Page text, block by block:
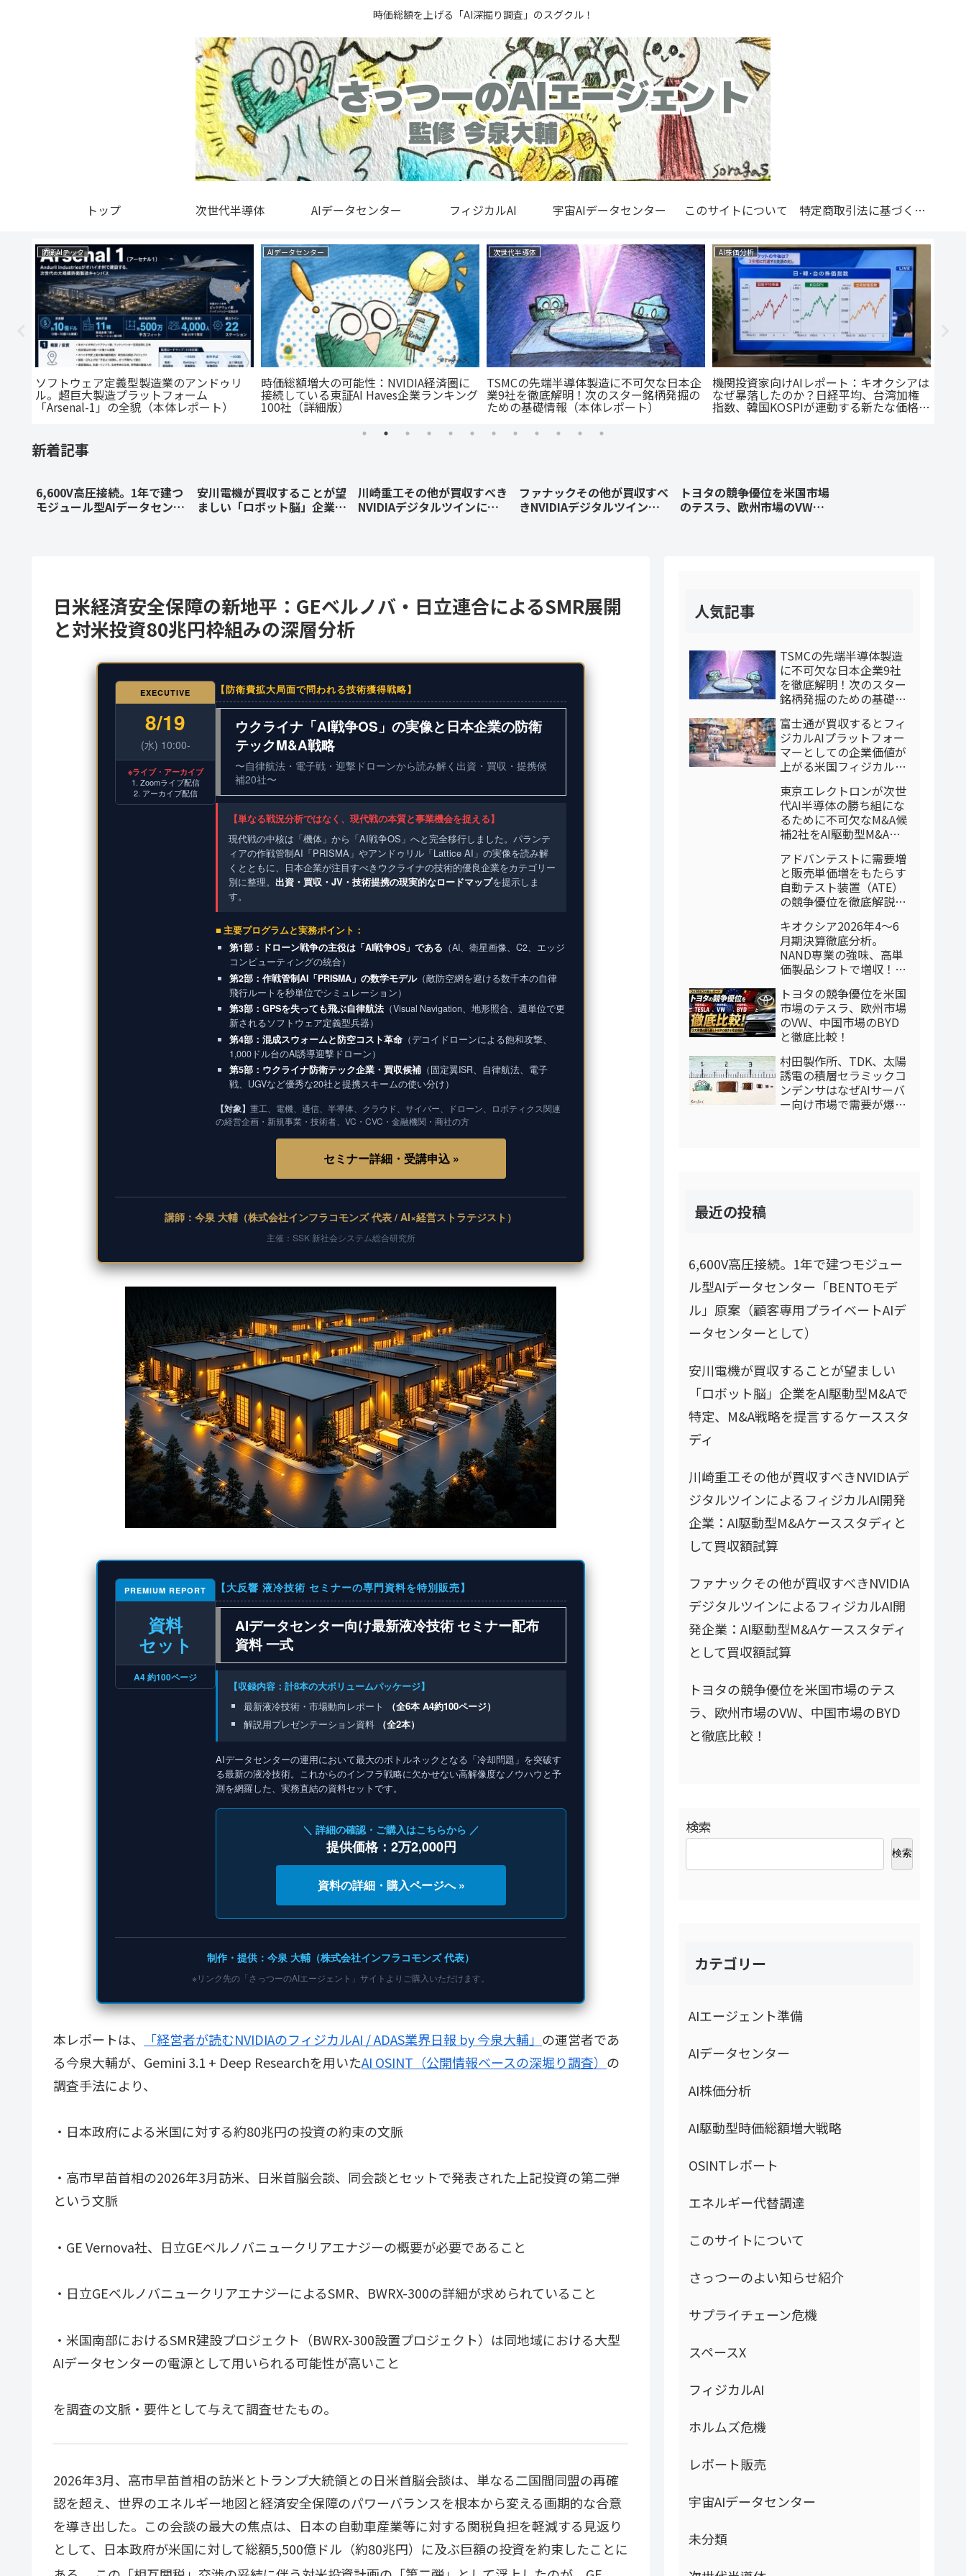
時価総額を上げる「AI深掘り調査」のスグクル！
トップ 次世代半導体 AIデータセンター フィジカルAI 宇宙AIデータセンター このサイトについて 特定商取引法に基づく表記
防衛AIテック
ソフトウェア定義型製造業のアンドゥリ
ル。超巨大製造プラットフォーム
「Arsenal-1」の全貌（本体レポート）
AIデータセンター
時価総額増大の可能性：NVIDIA経済圏に
接続している東証AI Haves企業ランキング
100社（詳細版）
次世代半導体
TSMCの先端半導体製造に不可欠な日本企
業9社を徹底解明！次のスター銘柄発掘の
ための基礎情報（本体レポート）
AI株価分析
機関投資家向けAIレポート：キオクシアは
なぜ暴落したのか？日経平均、台湾加権
指数、韓国KOSPIが連動する新たな価格形
成メカニズム
新着記事
6,600V高圧接続。1年で建つ
モジュール型AIデータセンタ
安川電機が買収することが望
ましい「ロボット脳」企業を
川崎重工その他が買収すべき
NVIDIAデジタルツインによ
ファナックその他が買収すべ
きNVIDIAデジタルツインに
トヨタの競争優位を米国市場
のテスラ、欧州市場のVW、
日米経済安全保障の新地平：GEベルノバ・日立連合によるSMR展開
と対米投資80兆円枠組みの深層分析
EXECUTIVE
8/19
(水) 10:00-
※ライブ・アーカイブ
1. Zoomライブ配信
2. アーカイブ配信
【防衛費拡大局面で問われる技術獲得戦略】
ウクライナ「AI戦争OS」の実像と日本企業の防衛
テックM&A戦略
〜自律航法・電子戦・迎撃ドローンから読み解く出資・買収・提携候
補20社〜
【単なる戦況分析ではなく、現代戦の本質と事業機会を捉える】
現代戦の中核は「機体」から「AI戦争OS」へと完全移行しました。パランテ
ィアの作戦管制AI「PRISMA」やアンドゥリル「Lattice AI」の実像を読み解
くとともに、日本企業が注目すべきウクライナの技術的優良企業をカテゴリー
別に整理。 出資・買収・JV・技術提携の現実的なロードマップを提示しま
す。
■ 主要プログラムと実務ポイント：
第1部：ドローン戦争の主役は「AI戦争OS」である （AI、衛星画像、C2、エッジ
コンピューティングの統合）
第2部：作戦管制AI「PRISMA」の数学モデル（敵防空網を避ける数千本の自律
飛行ルートを秒単位でシミュレーション）
第3部：GPSを失っても飛ぶ自律航法（Visual Navigation、地形照合、週単位で更
新されるソフトウェア定義型兵器）
第4部：混成スウォームと防空コスト革命（デコイドローンによる飽和攻撃、
1,000ドル台のAI誘導迎撃ドローン）
第5部：ウクライナ防衛テック企業・買収候補（固定翼ISR、自律航法、電子
戦、UGVなど優秀な20社と提携スキームの使い分け）
【対象】 重工、電機、通信、半導体、クラウド、サイバー、ドローン、ロボティクス関連
の経営企画・新規事業・技術者、VC・CVC・金融機関・商社の方
セミナー詳細・受講申込 »
講師：今泉 大輔（株式会社インフラコモンズ 代表 / AI×経営ストラテジスト）
主催：SSK 新社会システム総合研究所
PREMIUM REPORT
資料
セット
A4 約100ページ
【大反響 液冷技術 セミナーの専門資料を特別販売】
AIデータセンター向け最新液冷技術 セミナー配布
資料 一式
【収録内容：計8本の大ボリュームパッケージ】
最新液冷技術・市場動向レポート
（全6本 A4約100ページ）
解説用プレゼンテーション資料
（全2本）
AIデータセンターの運用において最大のボトルネックとなる「冷却問題」を突破す
る最新の液冷技術。これからのインフラ戦略に欠かせない高解像度なノウハウと予
測を網羅した、実務直結の資料セットです。
＼ 詳細の確認・ご購入はこちらから ／
提供価格：2万2,000円
資料の詳細・購入ページへ »
制作・提供：今泉 大輔（株式会社インフラコモンズ 代表）
※リンク先の「さっつーのAIエージェント」サイトよりご購入いただけます。
本レポートは、 「経営者が読むNVIDIAのフィジカルAI / ADAS業界日報 by 今泉大輔」 の運営者であ
る今泉大輔が、Gemini 3.1 + Deep Researchを用いたAI OSINT（公開情報ベースの深堀り調査） の
調査手法により、
・日本政府による米国に対する約80兆円の投資の約束の文脈
・高市早苗首相の2026年3月訪米、日米首脳会談、同会談とセットで発表された上記投資の第二弾
という文脈
・GE Vernova社、日立GEベルノバニュークリアエナジーの概要が必要であること
・日立GEベルノバニュークリアエナジーによるSMR、BWRX-300の詳細が求められていること
・米国南部におけるSMR建設プロジェクト（BWRX-300設置プロジェクト）は同地域における大型
AIデータセンターの電源として用いられる可能性が高いこと
を調査の文脈・要件として与えて調査せたもの。
2026年3月、高市早苗首相の訪米とトランプ大統領との日米首脳会談は、単なる二国間同盟の再確
認を超え、世界のエネルギー地図と経済安全保障のパワーバランスを根本から変える画期的な合意
を導き出した。この会談の最大の焦点は、日本の自動車産業等に対する関税負担を軽減する見返り
として、日本政府が米国に対して総額5,500億ドル（約80兆円）に及ぶ巨額の投資を約束したことに
人気記事
TSMCの先端半導体製造
に不可欠な日本企業9社
を徹底解明！次のスター
銘柄発掘のための基礎情
富士通が買収するとフィ
ジカルAIプラットフォー
マーとしての企業価値が
上がる米国フィジカルAI
駆動型M&Aケーススタデ
ィ
東京エレクトロンが次世
代AI半導体の勝ち組にな
るために不可欠なM&A候
補2社をAI駆動型M&Aで
（2026/8/4調整後再掲）
アドバンテストに需要増
と販売単価増をもたらす
自動テスト装置（ATE）
の競争優位を徹底解説：
キオクシア2026年4〜6
月期決算徹底分析。
NAND専業の強味、高単
価製品シフトで増収！AI
トヨタの競争優位を米国
市場のテスラ、欧州市場
のVW、中国市場のBYD
と徹底比較！
村田製作所、TDK、太陽
誘電の積層セラミックコ
ンデンサはなぜAIサーバ
ー向け市場で需要が爆発
最近の投稿
6,600V高圧接続。1年で建つモジュー
ル型AIデータセンター「BENTOモデ
ル」原案（顧客専用プライベートAIデ
ータセンターとして）
安川電機が買収することが望ましい
「ロボット脳」企業をAI駆動型M&Aで
特定、M&A戦略を提言するケーススタ
ディ
川崎重工その他が買収すべきNVIDIAデ
ジタルツインによるフィジカルAI開発
企業：AI駆動型M&Aケーススタディと
して買収額試算
ファナックその他が買収すべきNVIDIA
デジタルツインによるフィジカルAI開
発企業：AI駆動型M&Aケーススタディ
として買収額試算
トヨタの競争優位を米国市場のテス
ラ、欧州市場のVW、中国市場のBYD
と徹底比較！
検索
検索
カテゴリー
AIエージェント準備
AIデータセンター
AI株価分析
AI駆動型時価総額増大戦略
OSINTレポート
エネルギー代替調達
このサイトについて
さっつーのよい知らせ紹介
サプライチェーン危機
スペースX
フィジカルAI
ホルムズ危機
レポート販売
宇宙AIデータセンター
未分類